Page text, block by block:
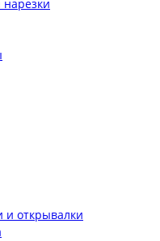
и открывалки